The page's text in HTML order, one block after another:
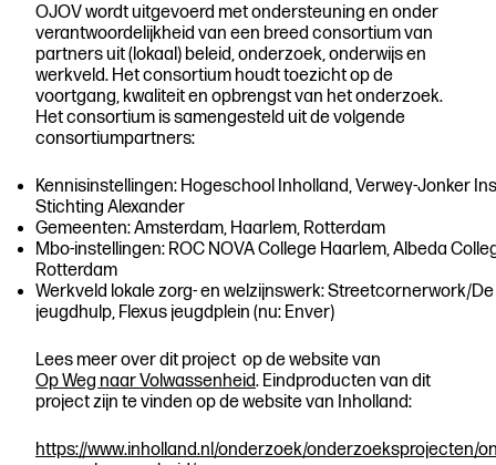
OJOV wordt uitgevoerd met ondersteuning en onder
verantwoordelijkheid van een breed consortium van
partners uit (lokaal) beleid, onderzoek, onderwijs en
werkveld. Het consortium houdt toezicht op de
voortgang, kwaliteit en opbrengst van het onderzoek.
Het consortium is samengesteld uit de volgende
consortiumpartners:
Kennisinstellingen: Hogeschool Inholland, Verwey-Jonker
Stichting Alexander
Gemeenten: Amsterdam, Haarlem, Rotterdam
Mbo-instellingen: ROC NOVA College Haarlem, Albeda
Rotterdam
Werkveld lokale zorg- en welzijnswerk: Streetcornerwork/De
jeugdhulp, Flexus jeugdplein (nu: Enver)
Lees meer over dit project op de website van
Op Weg naar Volwassenheid. Eindproducten van dit
project zijn te vinden op de website van Inholland:
https://www.inholland.nl/onderzoek/onderzoeksprojecten/